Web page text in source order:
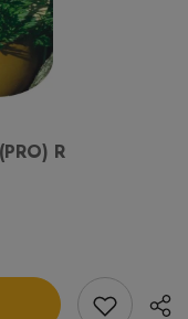
R
Add